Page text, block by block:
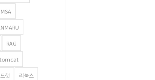
MSA
RAG
tomcat
햇 리눅스